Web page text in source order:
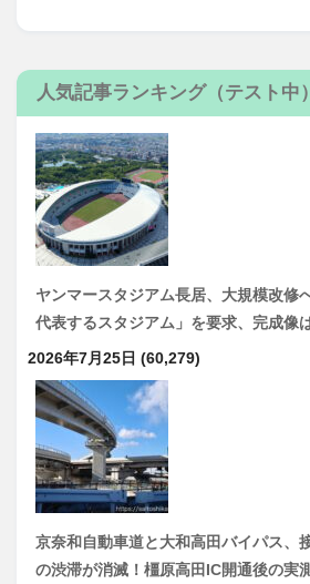
人気記事ランキング（テスト中）
ヤンマースタジアム長居、大規模改修
代表するスタジアム」を要求、完成像
2026年7月25日 (60,279)
京奈和自動車道と大和高田バイパス、
の渋滞が消滅！橿原高田IC開通後の実